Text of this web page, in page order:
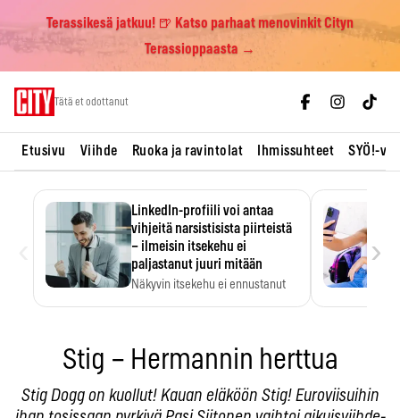
Terassikesä jatkuu! 🍺 Katso parhaat menovinkit Cityn
Terassioppaasta →
Tätä et odottanut
Etusivu Viihde Ruoka ja ravintolat Ihmissuhteet SYÖ!-
LinkedIn-profiili voi antaa
vihjeitä narsistisista piirteistä
– ilmeisin itsekehu ei
paljastanut juuri mitään
Näkyvin itsekehu ei ennustanut
›
Stig – Hermannin herttua
Stig Dogg on kuollut! Kauan eläköön Stig! Euroviisuihin